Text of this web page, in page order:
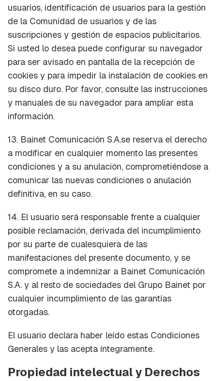
usuarios, identificación de usuarios para la gestión
de la Comunidad de usuarios y de las
suscripciones y gestión de espacios publicitarios.
Si usted lo desea puede configurar su navegador
para ser avisado en pantalla de la recepción de
cookies y para impedir la instalación de cookies en
su disco duro. Por favor, consulte las instrucciones
y manuales de su navegador para ampliar esta
información.
13. Bainet Comunicación S.A.se reserva el derecho
a modificar en cualquier momento las presentes
condiciones y a su anulación, comprometiéndose a
comunicar las nuevas condiciones o anulación
definitiva, en su caso.
14. El usuario será responsable frente a cualquier
posible reclamación, derivada del incumplimiento
por su parte de cualesquiera de las
manifestaciones del presente documento, y se
compromete a indemnizar a Bainet Comunicación
S.A. y al resto de sociedades del Grupo Bainet por
cualquier incumplimiento de las garantías
otorgadas.
El usuario declara haber leído estas Condiciones
Generales y las acepta íntegramente.
Propiedad intelectual y Derechos